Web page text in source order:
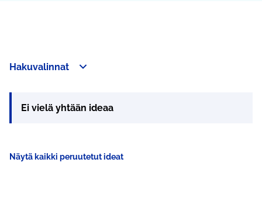
Hakuvalinnat
Ei vielä yhtään ideaa
Näytä kaikki peruutetut ideat